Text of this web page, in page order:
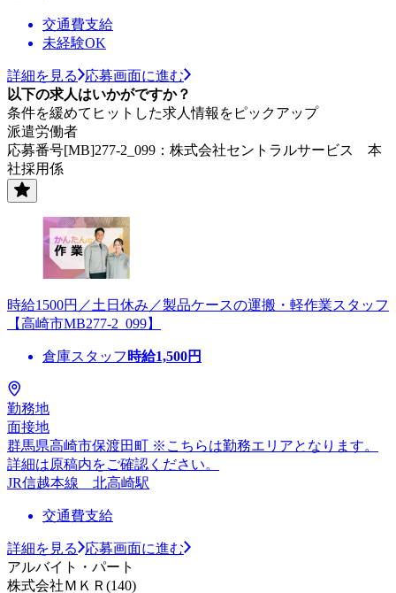
交通費支給
未経験OK
詳細を見る
応募画面に進む
以下の求人はいかがですか？
条件を緩めてヒットした求人情報をピックアップ
派遣労働者
応募番号[MB]277-2_099：株式会社セントラルサービス 本
社採用係
時給1500円／土日休み／製品ケースの運搬・軽作業スタッフ
【高崎市MB277-2_099】
倉庫スタッフ 時給1,500円
勤務地
面接地
群馬県高崎市保渡田町 ※こちらは勤務エリアとなります。
詳細は原稿内をご確認ください。
JR信越本線 北高崎駅
交通費支給
詳細を見る
応募画面に進む
アルバイト・パート
株式会社ＭＫＲ(140)